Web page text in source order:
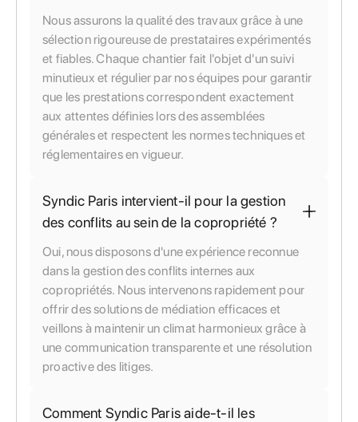
Nous assurons la qualité des travaux grâce à une
sélection rigoureuse de prestataires expérimentés
et fiables. Chaque chantier fait l'objet d'un suivi
minutieux et régulier par nos équipes pour garantir
que les prestations correspondent exactement
aux attentes définies lors des assemblées
générales et respectent les normes techniques et
réglementaires en vigueur.
Syndic Paris intervient-il pour la gestion
des conflits au sein de la copropriété ?
Oui, nous disposons d'une expérience reconnue
dans la gestion des conflits internes aux
copropriétés. Nous intervenons rapidement pour
offrir des solutions de médiation efficaces et
veillons à maintenir un climat harmonieux grâce à
une communication transparente et une résolution
proactive des litiges.
Comment Syndic Paris aide-t-il les